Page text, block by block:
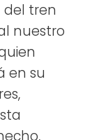
tren
nuestro
en su